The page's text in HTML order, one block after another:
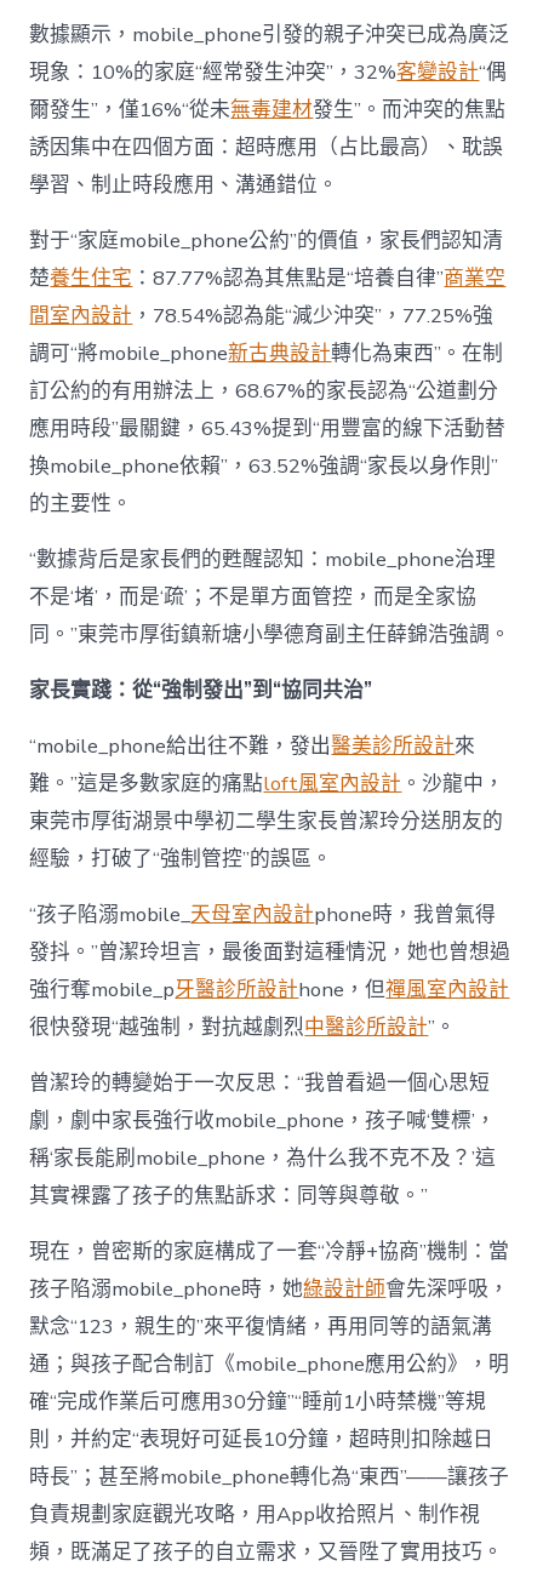
中
數據顯示，mobile_phone引發的親子沖突已成為廣泛
現象：10%的家庭“經常發生沖突”，32%客變設計“偶
爾發生”，僅16%“從未無毒建材發生”。而沖突的焦點
誘因集中在四個方面：超時應用（占比最高）、耽誤
學習、制止時段應用、溝通錯位。
對于“家庭mobile_phone公約”的價值，家長們認知清
楚養生住宅 ：87.77%認為其焦點是“培養自律”商業空
間室內設計 ，78.54%認為能“減少沖突”，77.25%強
調可“將mobile_phone新古典設計轉化為東西”。在制
訂公約的有用辦法上，68.67%的家長認為“公道劃分
應用時段”最關鍵，65.43%提到“用豐富的線下活動替
換mobile_phone依賴”，63.52%強調“家長以身作則”
的主要性。
“數據背后是家長們的甦醒認知：mobile_phone治理
不是‘堵’，而是‘疏’；不是單方面管控，而是全家協
同。”東莞市厚街鎮新塘小學德育副主任薛錦浩強調。
家長實踐：從“強制發出”到“協同共治”
“mobile_phone給出往不難，發出醫美診所設計來
難。”這是多數家庭的痛點loft風室內設計 。沙龍中，
東莞市厚街湖景中學初二學生家長曾潔玲分送朋友的
經驗，打破了“強制管控”的誤區。
“孩子陷溺mobile_天母室內設計phone時，我曾氣得
發抖。”曾潔玲坦言，最後面對這種情況，她也曾想過
強行奪mobile_p牙醫診所設計hone，但禪風室內設計
很快發現“越強制，對抗越劇烈中醫診所設計”。
曾潔玲的轉變始于一次反思：“我曾看過一個心思短
劇，劇中家長強行收mobile_phone，孩子喊‘雙標’，
稱‘家長能刷mobile_phone，為什么我不克不及？’這
其實裸露了孩子的焦點訴求：同等與尊敬。”
現在，曾密斯的家庭構成了一套“冷靜+協商”機制：當
孩子陷溺mobile_phone時，她綠設計師會先深呼吸，
默念“123，親生的”來平復情緒，再用同等的語氣溝
通；與孩子配合制訂《mobile_phone應用公約》，明
確“完成作業后可應用30分鐘”“睡前1小時禁機”等規
則，并約定“表現好可延長10分鐘，超時則扣除越日
時長”；甚至將mobile_phone轉化為“東西”——讓孩子
負責規劃家庭觀光攻略，用App收拾照片、制作視
頻，既滿足了孩子的自立需求，又晉陞了實用技巧。